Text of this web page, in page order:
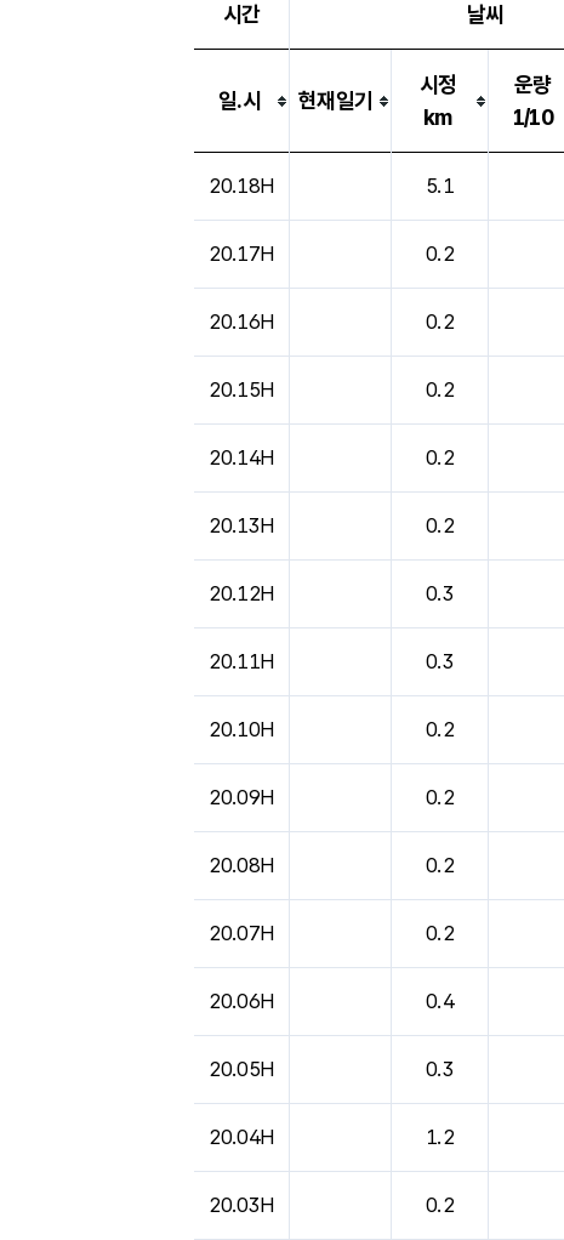
시간 날씨
일.시 현재일기
시정
km
운량
1/10
20.18H 5.1
20.17H 0.2
20.16H 0.2
20.15H 0.2
20.14H 0.2
20.13H 0.2
20.12H 0.3
20.11H 0.3
20.10H 0.2
20.09H 0.2
20.08H 0.2
20.07H 0.2
20.06H 0.4
20.05H 0.3
20.04H 1.2
20.03H 0.2